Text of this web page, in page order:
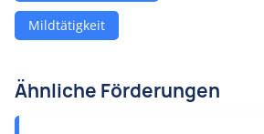
Mildtätigkeit
Ähnliche Förderungen